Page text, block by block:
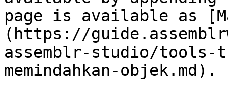
page is available as
(https://
assemblr-studio/
memindahkan-objek.md).